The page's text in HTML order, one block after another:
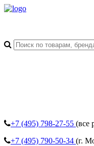
+7 (495) 798-27-55 (все
+7 (495) 790-50-34 (г.